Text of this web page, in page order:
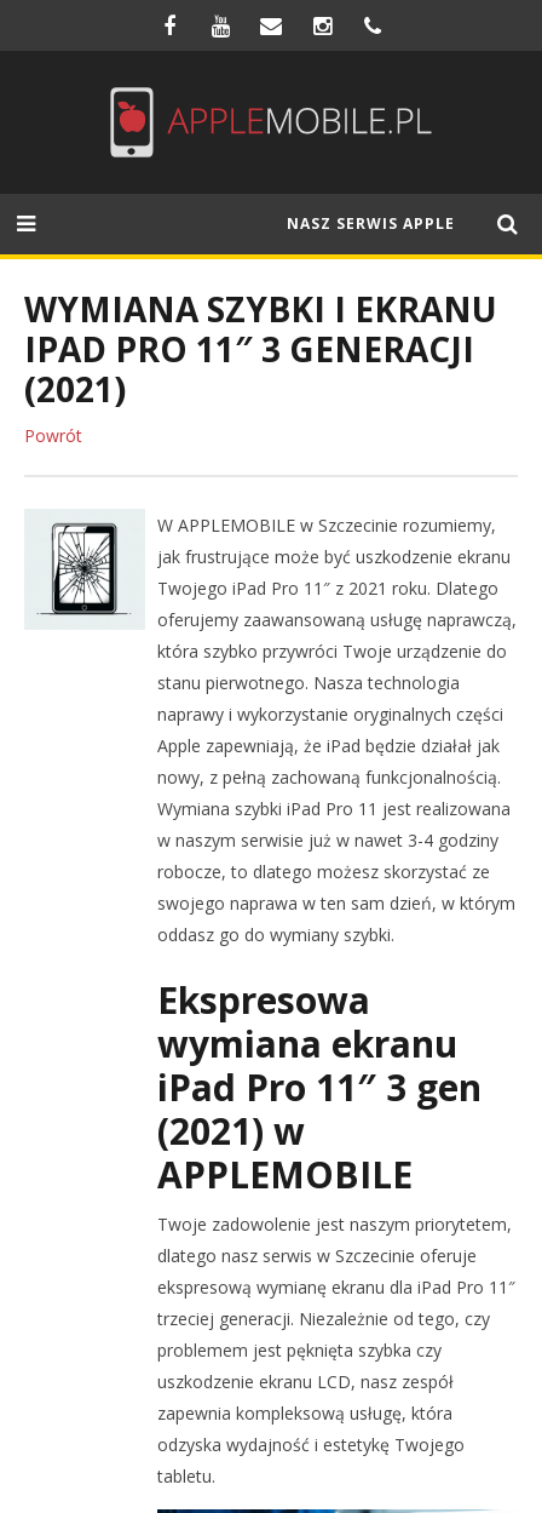
NASZ SERWIS APPLE
WYMIANA SZYBKI I EKRANU
IPAD PRO 11″ 3 GENERACJI
(2021)
Powrót
W APPLEMOBILE w Szczecinie rozumiemy,
jak frustrujące może być uszkodzenie ekranu
Twojego iPad Pro 11″ z 2021 roku. Dlatego
oferujemy zaawansowaną usługę naprawczą,
która szybko przywróci Twoje urządzenie do
stanu pierwotnego. Nasza technologia
naprawy i wykorzystanie oryginalnych części
Apple zapewniają, że iPad będzie działał jak
nowy, z pełną zachowaną funkcjonalnością.
Wymiana szybki iPad Pro 11 jest realizowana
w naszym serwisie już w nawet 3-4 godziny
robocze, to dlatego możesz skorzystać ze
swojego naprawa w ten sam dzień, w którym
oddasz go do wymiany szybki.
Ekspresowa
wymiana ekranu
iPad Pro 11″ 3 gen
(2021) w
APPLEMOBILE
Twoje zadowolenie jest naszym priorytetem,
dlatego nasz serwis w Szczecinie oferuje
ekspresową wymianę ekranu dla iPad Pro 11″
trzeciej generacji. Niezależnie od tego, czy
problemem jest pęknięta szybka czy
uszkodzenie ekranu LCD, nasz zespół
zapewnia kompleksową usługę, która
odzyska wydajność i estetykę Twojego
tabletu.